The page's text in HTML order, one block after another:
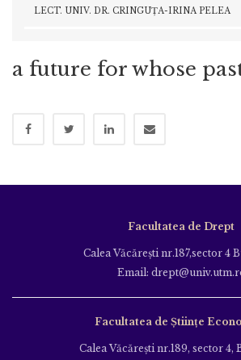
LECT. UNIV. DR. CRÎNGUȚA-IRINA PELEA
a future for whose
Facultatea de Drept
Calea Văcăreşti nr.187,sector 4
Email:
Facultatea de Științe
Calea Văcăreşti nr.189, sector 4,